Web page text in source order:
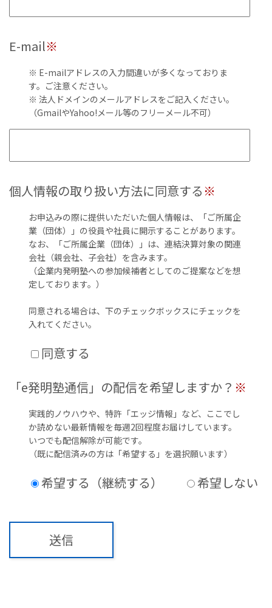
E-mail※
※ E-mailアドレスの入力間違いが多くなっておりま
す。ご注意ください。
※ 法人ドメインのメールアドレスをご記入ください。
（GmailやYahoo!メール等のフリーメール不可）
個人情報の取り扱い方法に同意する※
お申込みの際に提供いただいた個人情報は、「ご所属企
業（団体）」の役員や社員に開示することがあります。
なお、「ご所属企業（団体）」は、連結決算対象の関連
会社（親会社、子会社）を含みます。
（企業内発明塾への参加候補者としてのご提案などを想
定しております。）
同意される場合は、下のチェックボックスにチェックを
入れてください。
同意する
「e発明塾通信」の配信を希望しますか？ ※
実践的ノウハウや、特許「エッジ情報」など、ここでし
か読めない最新情報を毎週2回程度お届けしています。
いつでも配信解除が可能です。
（既に配信済みの方は「希望する」を選択願います）
希望する（継続する） 希望しない